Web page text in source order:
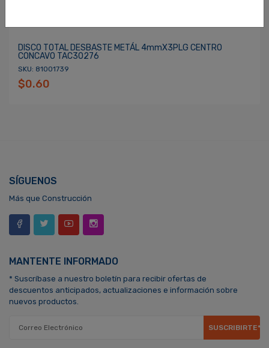
DISCO TOTAL DESBASTE METÁL 4mmX3PLG CENTRO
CONCAVO TAC30276
SKU: 81001739
$0.60
SÍGUENOS
Más que Construcción
MANTENTE INFORMADO
* Suscríbase a nuestro boletín para recibir ofertas de
descuentos anticipados, actualizaciones e información sobre
nuevos productos.
SUSCRIBIRTE*